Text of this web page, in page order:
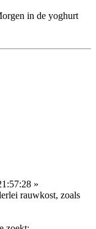
in de yoghurt
»
rauwkost, zoals